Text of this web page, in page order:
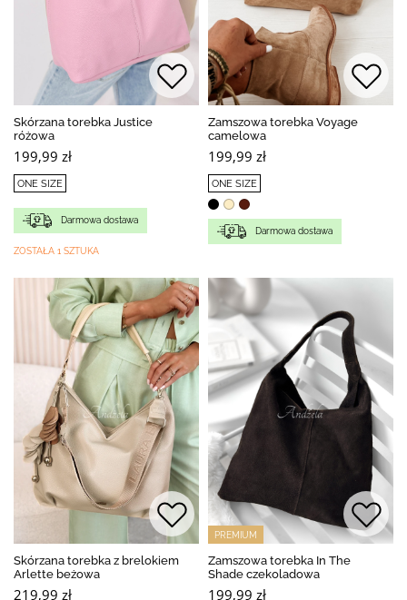
Skórzana torebka Justice
różowa
199,99 zł
ONE SIZE
Darmowa dostawa
ZOSTAŁA 1 SZTUKA
Zamszowa torebka Voyage
camelowa
199,99 zł
ONE SIZE
Darmowa dostawa
Skórzana torebka z brelokiem
Arlette beżowa
219,99 zł
PREMIUM
Zamszowa torebka In The
Shade czekoladowa
199,99 zł